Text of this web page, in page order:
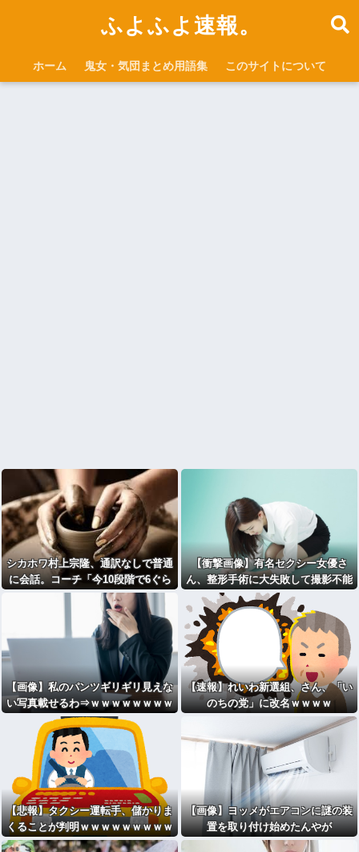
ふよふよ速報。
ホーム 鬼女・気団まとめ用語集 このサイトについて
シカホワ村上宗隆、通訳なしで普通
に会話。コーチ「今10段階で6ぐら
い。来た時は0だった（笑）」
【衝撃画像】有名セクシー女優さ
ん、整形手術に大失敗して撮影不能
に⇒！！
【画像】私のパンツギリギリ見えな
い写真載せるわ⇒ｗｗｗｗｗｗｗｗ
【速報】れいわ新選組、さん、「い
のちの党」に改名ｗｗｗｗ
【悲報】タクシー運転手、儲かりま
くることが判明ｗｗｗｗｗｗｗｗｗ
ｗｗｗｗｗｗｗｗｗｗｗｗｗｗｗｗ
【画像】ヨッメがエアコンに謎の装
置を取り付け始めたんやが